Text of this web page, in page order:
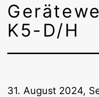
K5-D/H
31. August 2024,